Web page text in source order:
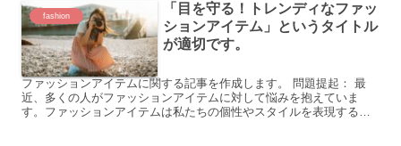
fashion
「目を守る！トレンディなファッ
ションアイテム」というタイトル
が適切です。
ファッションアイテムに関する記事を作成します。 問題提起： 最
近、多くの人がファッションアイテムに対して悩みを抱えていま
す。ファッションアイテムは私たちの個性やスタイルを表現する重